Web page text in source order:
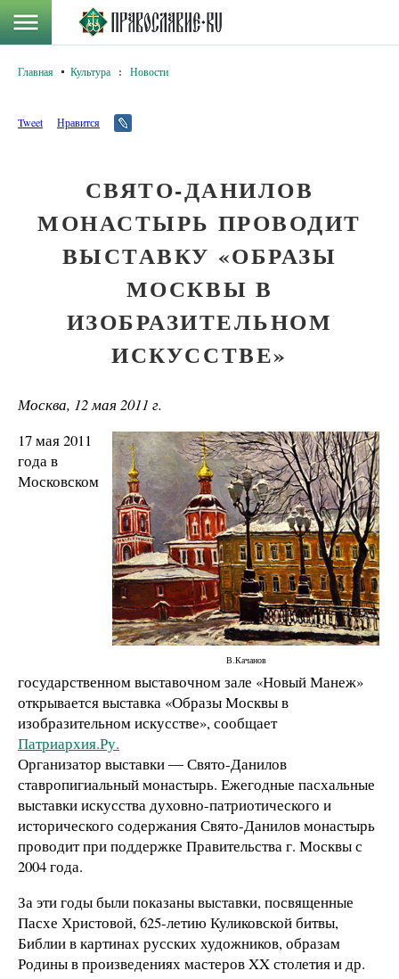
Главная Культура : Новости
Tweet Нравится
СВЯТО-ДАНИЛОВ
МОНАСТЫРЬ ПРОВОДИТ
ВЫСТАВКУ «ОБРАЗЫ
МОСКВЫ В
ИЗОБРАЗИТЕЛЬНОМ
ИСКУССТВЕ»
Москва, 12 мая 2011 г.
В.Качанов
17 мая 2011
года в
Московском
государственном выставочном зале «Новый Манеж»
открывается выставка «Образы Москвы в
изобразительном искусстве», сообщает
Патриархия.Ру.
Организатор выставки ― Свято-Данилов
ставропигиальный монастырь. Ежегодные пасхальные
выставки искусства духовно-патриотического и
исторического содержания Свято-Данилов монастырь
проводит при поддержке Правительства г. Москвы с
2004 года.
За эти годы были показаны выставки, посвященные
Пасхе Христовой, 625-летию Куликовской битвы,
Библии в картинах русских художников, образам
Родины в произведениях мастеров XX столетия и др.